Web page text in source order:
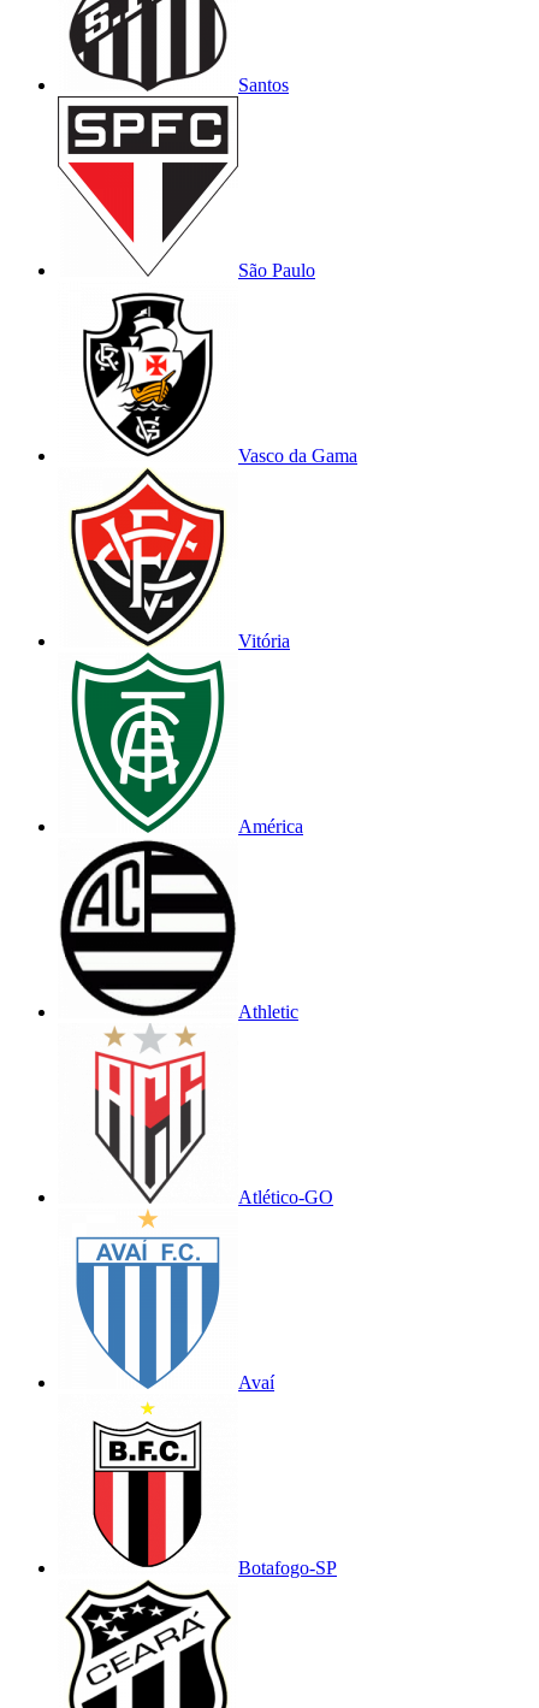
Santos
São Paulo
Vasco da Gama
Vitória
América
Athletic
Atlético-GO
Avaí
Botafogo-SP